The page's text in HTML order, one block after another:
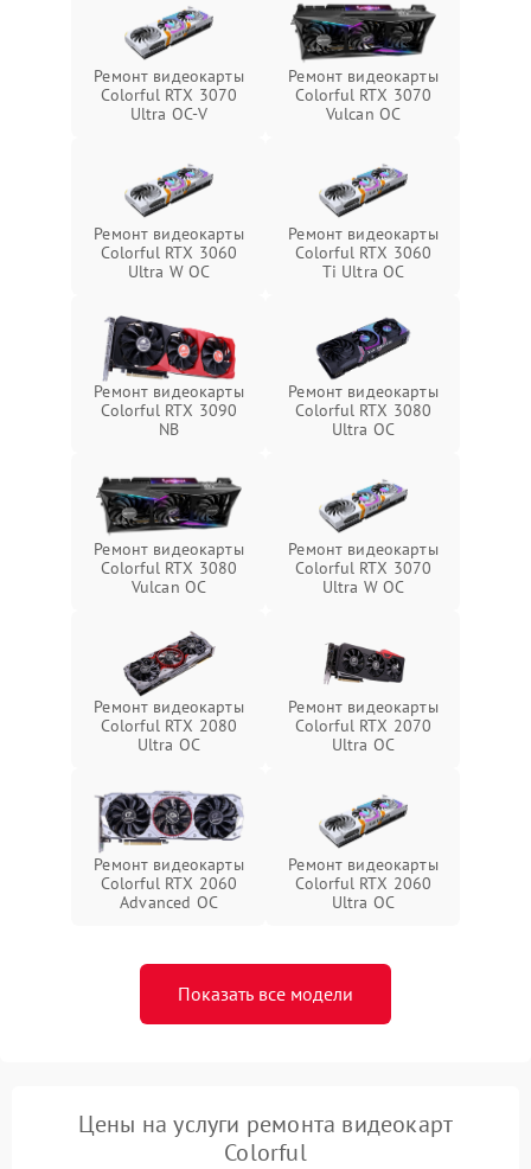
Ремонт видеокарты
Colorful RTX 3070
Ultra OC-V
Ремонт видеокарты
Colorful RTX 3070
Vulcan OC
Ремонт видеокарты
Colorful RTX 3060
Ultra W OC
Ремонт видеокарты
Colorful RTX 3060
Ti Ultra OC
Ремонт видеокарты
Colorful RTX 3090
NB
Ремонт видеокарты
Colorful RTX 3080
Ultra OC
Ремонт видеокарты
Colorful RTX 3080
Vulcan OC
Ремонт видеокарты
Colorful RTX 3070
Ultra W OC
Ремонт видеокарты
Colorful RTX 2080
Ultra OC
Ремонт видеокарты
Colorful RTX 2070
Ultra OC
Ремонт видеокарты
Colorful RTX 2060
Advanced OC
Ремонт видеокарты
Colorful RTX 2060
Ultra OC
Показать все модели
Цены на услуги ремонта видеокарт
Colorful